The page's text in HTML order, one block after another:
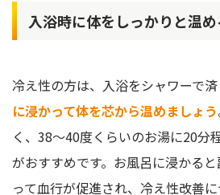
入浴時に体をしっかりと温め
冷え性の方は、入浴をシャワーで
に浸かって体を芯から温めましょう
く、38〜40度くらいのお湯に20分
がおすすめです。お風呂に浸かる
って血行が促進され、冷え性改善